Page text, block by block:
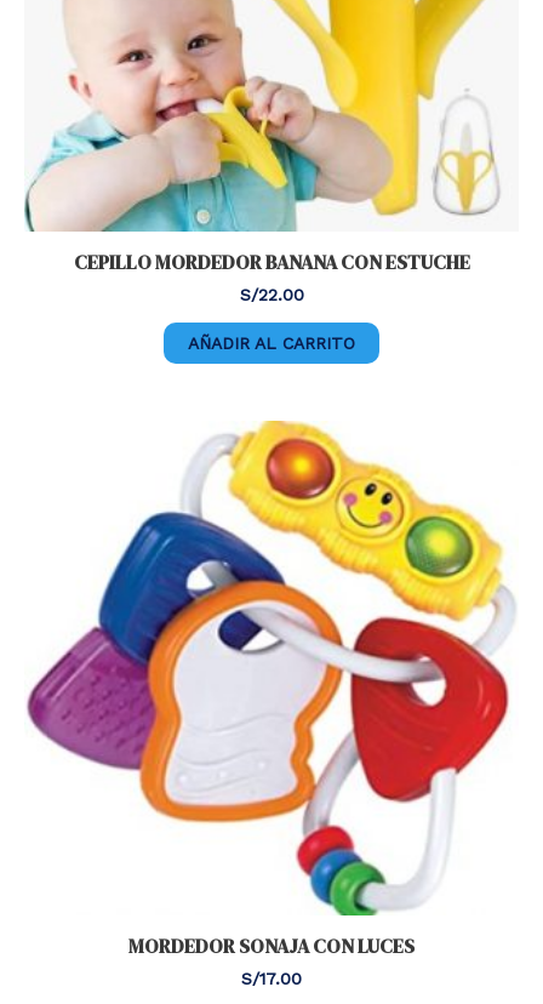
CEPILLO MORDEDOR BANANA CON ESTUCHE
S/22.00
AÑADIR AL CARRITO
MORDEDOR SONAJA CON LUCES
S/17.00